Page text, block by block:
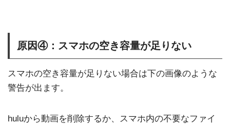
原因④：スマホの空き容量が足りない
スマホの空き容量が足りない場合は下の画像のような
警告が出ます。
huluから動画を削除するか、スマホ内の不要なファイ